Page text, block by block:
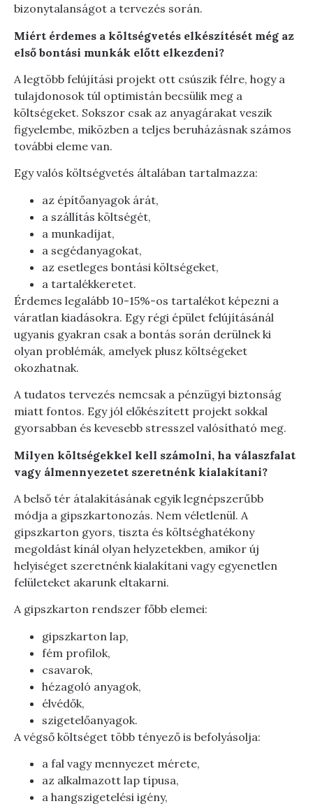
bizonytalanságot a tervezés során.
Miért érdemes a költségvetés elkészítését még az
első bontási munkák előtt elkezdeni?
A legtöbb felújítási projekt ott csúszik félre, hogy a
tulajdonosok túl optimistán becsülik meg a
költségeket. Sokszor csak az anyagárakat veszik
figyelembe, miközben a teljes beruházásnak számos
további eleme van.
Egy valós költségvetés általában tartalmazza:
az építőanyagok árát,
a szállítás költségét,
a munkadíjat,
a segédanyagokat,
az esetleges bontási költségeket,
a tartalékkeretet.
Érdemes legalább 10-15%-os tartalékot képezni a
váratlan kiadásokra. Egy régi épület felújításánál
ugyanis gyakran csak a bontás során derülnek ki
olyan problémák, amelyek plusz költségeket
okozhatnak.
A tudatos tervezés nemcsak a pénzügyi biztonság
miatt fontos. Egy jól előkészített projekt sokkal
gyorsabban és kevesebb stresszel valósítható meg.
Milyen költségekkel kell számolni, ha válaszfalat
vagy álmennyezetet szeretnénk kialakítani?
A belső tér átalakításának egyik legnépszerűbb
módja a gipszkartonozás. Nem véletlenül. A
gipszkarton gyors, tiszta és költséghatékony
megoldást kínál olyan helyzetekben, amikor új
helyiséget szeretnénk kialakítani vagy egyenetlen
felületeket akarunk eltakarni.
A gipszkarton rendszer főbb elemei:
gipszkarton lap,
fém profilok,
csavarok,
hézagoló anyagok,
élvédők,
szigetelőanyagok.
A végső költséget több tényező is befolyásolja:
a fal vagy mennyezet mérete,
az alkalmazott lap típusa,
a hangszigetelési igény,